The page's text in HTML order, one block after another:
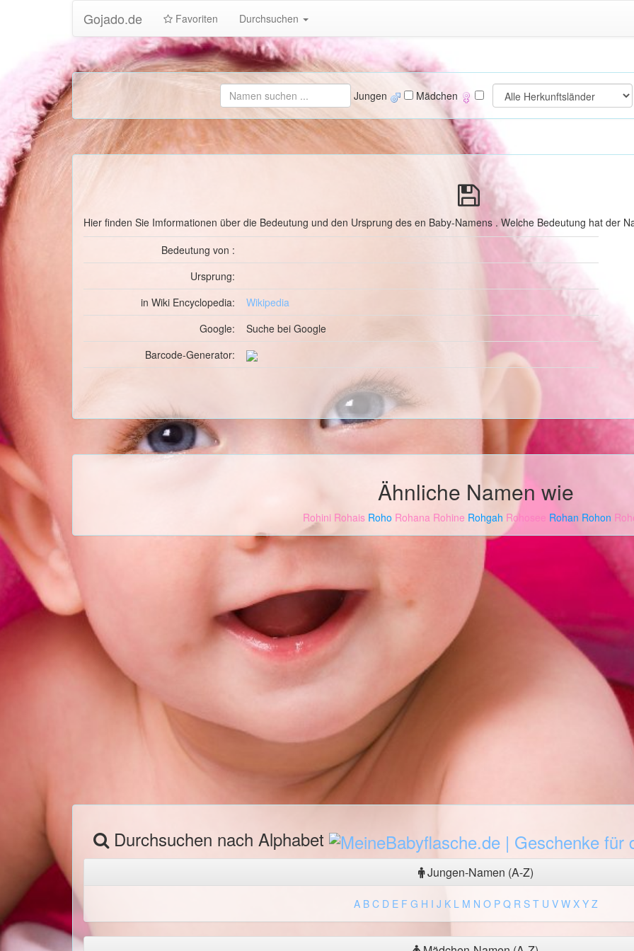
Gojado.de Favoriten Durchsuchen
Jungen Mädchen
Hier finden Sie Imformationen über die Bedeutung und den Ursprung des en Baby-Namens . Welche Bedeutung hat der
Bedeutung von :
Ursprung:
in Wiki Encyclopedia:
Wikipedia
Google:
Suchebei Google
Barcode-Generator:
Ähnliche Namen wie
Rohini Rohais Roho Rohana Rohine Rohgah Rohosee Rohan Rohon
Durchsuchen nach Alphabet
Jungen-Namen (A-Z)
A B C D E F G H I J K L M N O P Q R S T U V W X Y Z